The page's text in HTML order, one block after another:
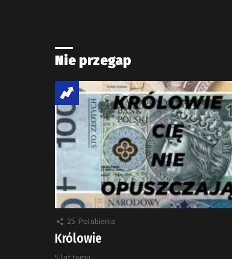
Nie przegap
25 Polubienia
Królowie